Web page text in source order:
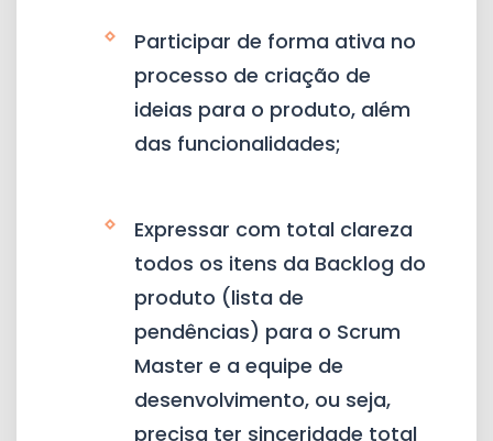
Participar de forma ativa no
processo de criação de
ideias para o produto, além
das funcionalidades;
Expressar com total clareza
todos os itens da Backlog do
produto (lista de
pendências) para o Scrum
Master e a equipe de
desenvolvimento, ou seja,
precisa ter sinceridade total